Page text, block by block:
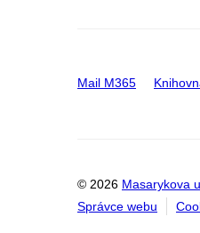
Mail M365
© 2026 Masarykova
Správce webu